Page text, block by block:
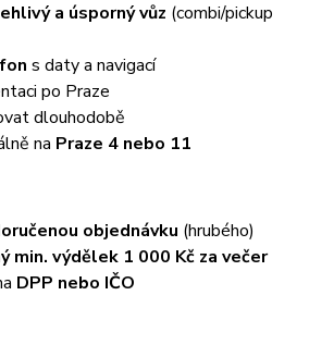
a úsporný vůz (combi/pickup
s daty a navigací
po Praze
dlouhodobě
na Praze 4 nebo 11
objednávku (hrubého)
min. výdělek 1 000 Kč za večer
DPP nebo IČO